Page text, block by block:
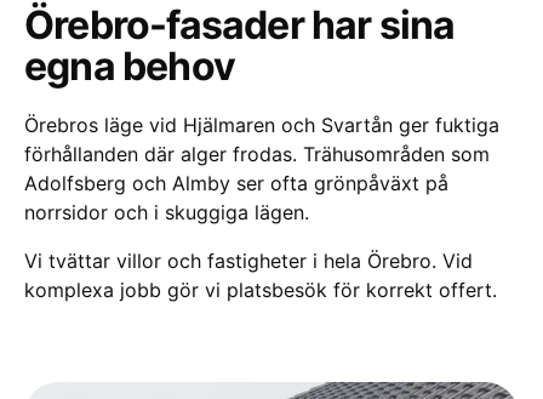
Örebro-fasader har sina
egna behov
Örebros läge vid Hjälmaren och Svartån ger fuktiga
förhållanden där alger frodas. Trähusområden som
Adolfsberg och Almby ser ofta grönpåväxt på
norrsidor och i skuggiga lägen.
Vi tvättar villor och fastigheter i hela Örebro. Vid
komplexa jobb gör vi platsbesök för korrekt offert.